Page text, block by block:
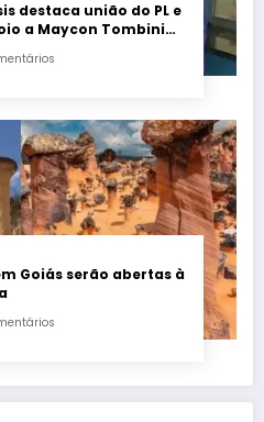
destaca união do PL e
a Maycon Tombini
Goiás serão abertas à